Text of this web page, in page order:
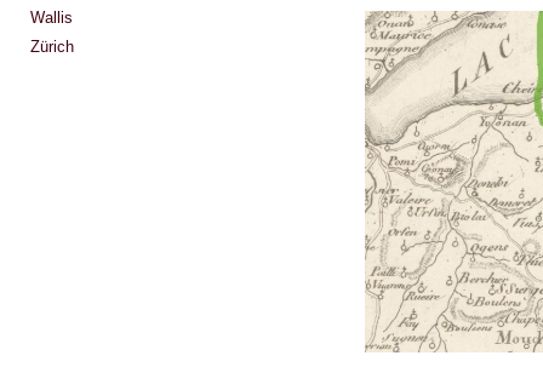
Wallis
Zürich